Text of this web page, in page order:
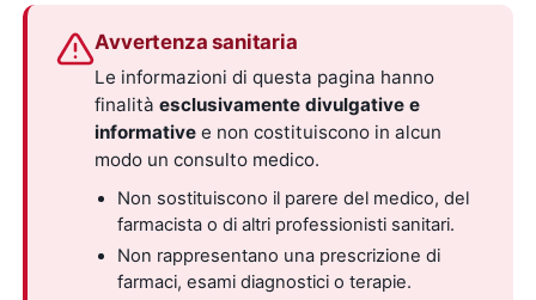
Avvertenza sanitaria
Le informazioni di questa pagina hanno
finalitàesclusivamente divulgative e
informative e non costituiscono in alcun
modo un consulto medico.
Non sostituiscono il parere del medico, del
farmacista o di altri professionisti sanitari.
Non rappresentano una prescrizione di
farmaci, esami diagnostici o terapie.